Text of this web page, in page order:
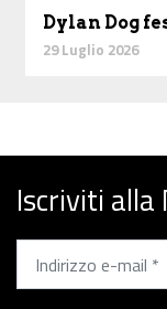
Dylan Dog
29 Luglio 2026
Iscriviti